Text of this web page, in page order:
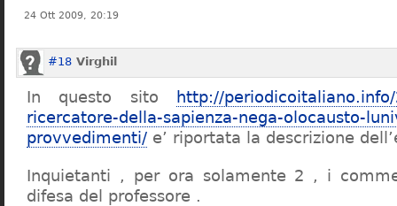
24 Ott 2009, 20:19
#18 Virghil
In questo sito
http://
ricercatore-della-sapienza-nega-olocausto-
provvedimenti/ e’ riportata la descrizione
Inquietanti , per ora solamente 2 , i
difesa del professore .